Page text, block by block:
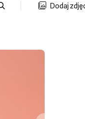
Dodaj